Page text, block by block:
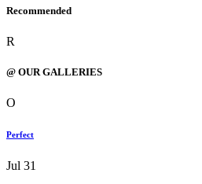
Recommended
R
@ OUR GALLERIES
O
Perfect
Jul 31